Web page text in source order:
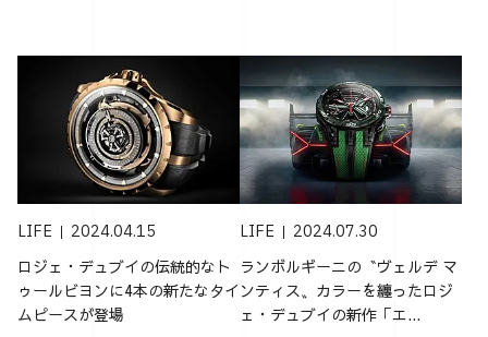
LIFE 2024.04.15
ロジェ・デュブイの伝統的なト
ゥールビヨンに4本の新たなタイ
ムピースが登場
LIFE 2024.07.30
ランボルギーニの〝ヴェルデ マ
ンティス〟カラーを纏ったロジ
ェ・デュブイの新作「エ...